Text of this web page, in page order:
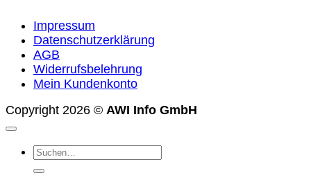
Impressum
Datenschutzerklärung
AGB
Widerrufsbelehrung
Mein Kundenkonto
Copyright 2026 © AWI Info GmbH
Suchen